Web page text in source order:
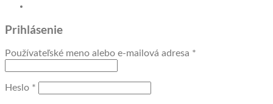
Prihlásenie
Používateľské meno alebo e-mailová adresa *
Heslo *